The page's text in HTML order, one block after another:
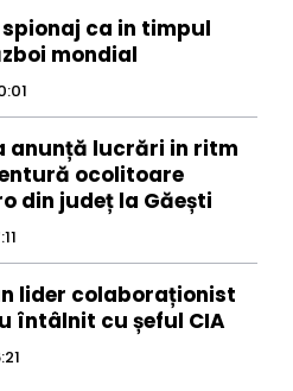
ca in timpul
mondial
anunță lucrări in ritm
ocolitoare
din județ la Găești
lider colaboraționist
întâlnit cu șeful CIA